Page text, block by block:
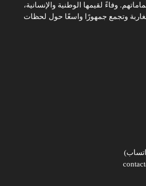
وفاءً لقيمها الوطنية والإنسانية،
وتجمع جمهورًا واسعًا حول لحظات